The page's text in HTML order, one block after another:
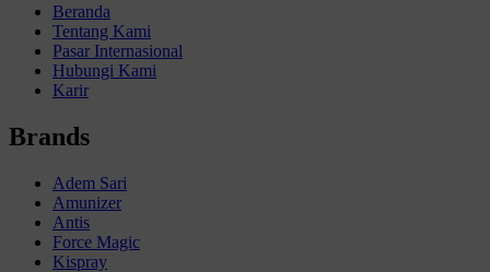
Beranda
Tentang Kami
Pasar Internasional
Hubungi Kami
Karir
Brands
Adem Sari
Amunizer
Antis
Force Magic
Kispray